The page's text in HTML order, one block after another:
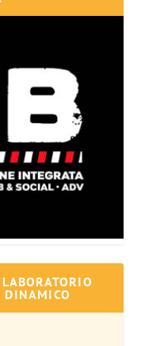
DINAMICO